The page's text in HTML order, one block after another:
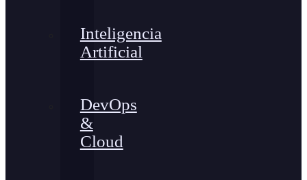
Inteligencia
Artificial
DevOps
&
Cloud